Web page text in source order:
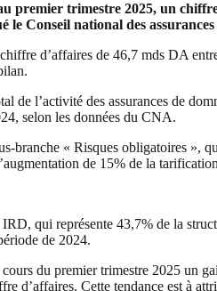
premier trimestre 2025, un
Conseil national des
d’affaires de 46,7 mds DA
de l’activité des assurances de
selon les données du CNA.
branche « Risques obligatoires
de 15% de la
qui représente 43,7% de la
de 2024.
du premier trimestre 2025 un
d’affaires. Cette tendance est à